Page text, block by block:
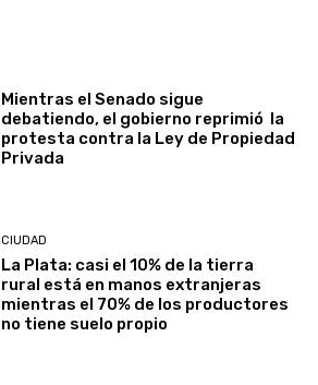
Mientras el Senado sigue
debatiendo, el gobierno reprimió la
protesta contra la Ley de Propiedad
Privada
CIUDAD
La Plata: casi el 10% de la tierra
rural está en manos extranjeras
mientras el 70% de los productores
no tiene suelo propio